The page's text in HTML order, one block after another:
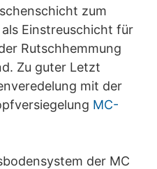
zum
Einstreuschicht für
Rutschhemmung
Zu guter Letzt
mit der
MC-
der MC